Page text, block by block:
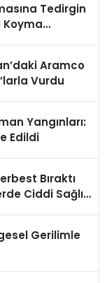
Tedirgin
Koyma
Aramco
Vurdu
Yangınları:
Edildi
Bıraktı
Ciddi Sağlık
Gerilimle